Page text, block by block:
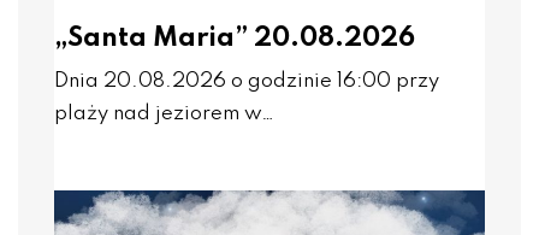
„Santa Maria” 20.08.2026
Dnia 20.08.2026 o godzinie 16:00 przy
plaży nad jeziorem w…